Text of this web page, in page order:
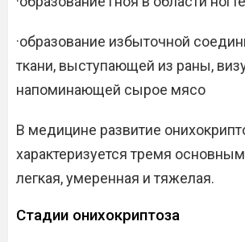
·образование избыточной
ткани, выступающей из раны,
напоминающей сырое мясо
В медицине развитие
характеризуется тремя
легкая, умеренная и тяжелая.
Стадии онихокриптоза